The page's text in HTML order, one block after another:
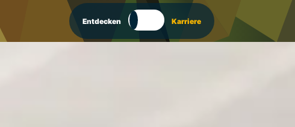
Entdecken Karriere